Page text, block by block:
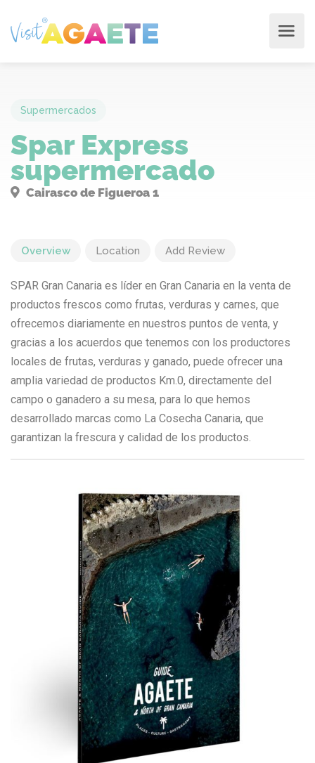
Supermercados
Spar Express
supermercado
Cairasco de Figueroa 1
Overview Location Add Review
SPAR Gran Canaria es líder en Gran Canaria en la venta de
productos frescos como frutas, verduras y carnes, que
ofrecemos diariamente en nuestros puntos de venta, y
gracias a los acuerdos que tenemos con los productores
locales de frutas, verduras y ganado, puede ofrecer una
amplia variedad de productos Km.0, directamente del
campo o ganadero a su mesa, para lo que hemos
desarrollado marcas como La Cosecha Canaria, que
garantizan la frescura y calidad de los productos.